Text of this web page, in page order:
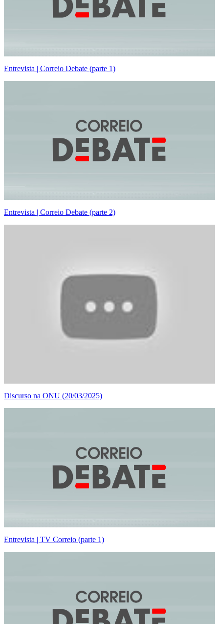
Entrevista | Correio Debate (parte 1)
Entrevista | Correio Debate (parte 2)
Discurso na ONU (20/03/2025)
Entrevista | TV Correio (parte 1)